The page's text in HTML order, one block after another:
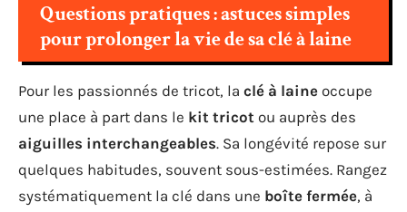
Questions pratiques : astuces simples
pour prolonger la vie de sa clé à laine
Pour les passionnés de tricot, la clé à laine occupe
une place à part dans le kit tricot ou auprès des
aiguilles interchangeables. Sa longévité repose sur
quelques habitudes, souvent sous-estimées. Rangez
systématiquement la clé dans une boîte fermée, à